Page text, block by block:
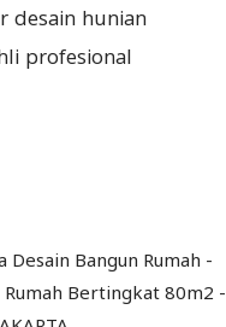
desain hunian
profesional